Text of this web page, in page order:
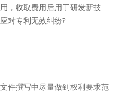
，收取费用后用于研发新技
对专利无效纠纷?
件撰写中尽量做到权利要求范